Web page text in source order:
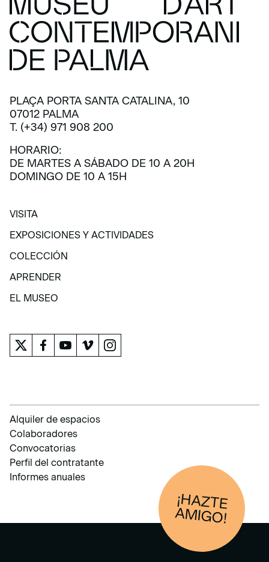
PLAÇA PORTA SANTA CATALINA, 10
07012 PALMA
T. (+34) 971 908 200
HORARIO:
DE MARTES A SÁBADO DE 10 A 20H
DOMINGO DE 10 A 15H
VISITA
VISITA
EXPOSICIONES Y ACTIVIDADES
EXPOSICIONES Y ACTIVIDADES
COLECCIÓN
COLECCIÓN
APRENDER
APRENDER
EL MUSEO
Alquiler de espacios
Colaboradores
Convocatorias
Perfil del contratante
Informes anuales
¡HAZTE
AM
IGO!